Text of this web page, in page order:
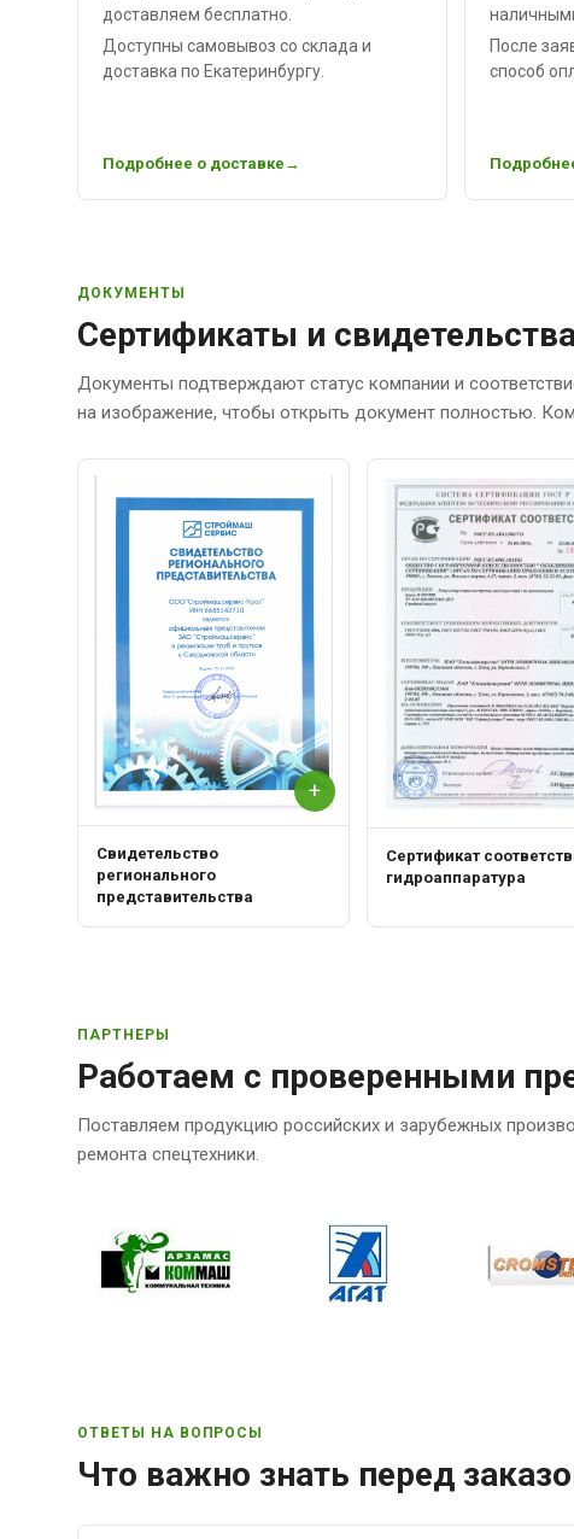
доставляем бесплатно.
Доступны самовывоз со склада и
доставка по Екатеринбургу.
Подробнее о доставке
После
способ
ДОКУМЕНТЫ
Сертификаты и
Документы подтверждают статус компании и
на изображение, чтобы открыть документ полностью.
+
Свидетельство
регионального
представительства
Сертификат
гидроаппаратура
ПАРТНЕРЫ
Работаем с проверенными
Поставляем продукцию российских и зарубежных
ремонта спецтехники.
ОТВЕТЫ НА ВОПРОСЫ
Что важно знать перед